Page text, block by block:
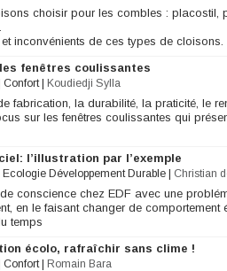
choisir pour les combles : placostil,
inconvénients de ces types de cloisons.
fenêtres coulissantes
Confort| Koudiedji Sylla
fabrication, la durabilité, la praticité, le
sur les fenêtres coulissantes qui
l’illustration par l’exemple
Ecologie Développement Durable Christian
conscience chez EDF avec une
en le faisant changer de comportement
temps
écolo, rafraîchir sans clime !
Confort| Romain Bara